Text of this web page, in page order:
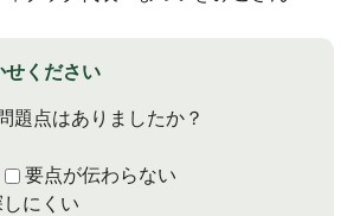
せください
題点はありましたか？
要点が伝わらない
にくい